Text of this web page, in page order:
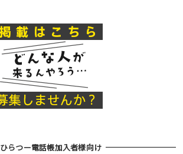
ひらつー電話帳加入者様向け